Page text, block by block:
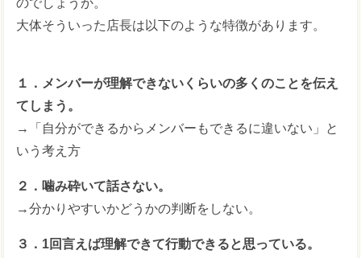
大体そういった店長は以下のような特徴があります。
１．メンバーが理解できないくらいの多くのことを伝え
てしまう。
→「自分ができるからメンバーもできるに違いない」と
いう考え方
２．噛み砕いて話さない。
→分かりやすいかどうかの判断をしない。
３．1回言えば理解できて行動できると思っている。